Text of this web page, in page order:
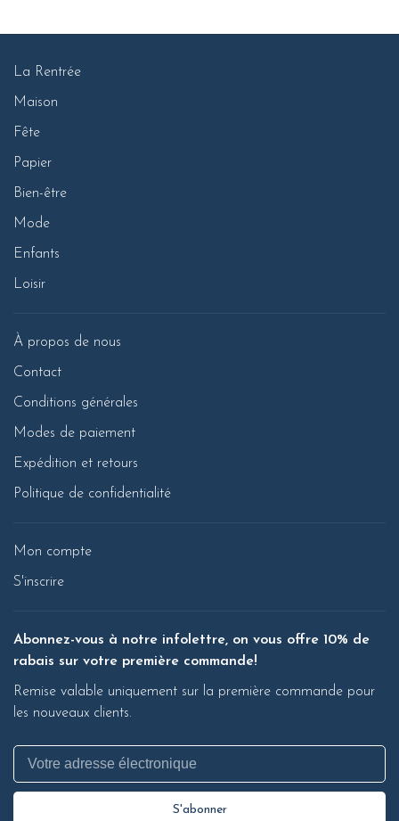
La Rentrée
Maison
Fête
Papier
Bien-être
Mode
Enfants
Loisir
À propos de nous
Contact
Conditions générales
Modes de paiement
Expédition et retours
Politique de confidentialité
Mon compte
S'inscrire
Abonnez-vous à notre infolettre, on vous offre 10% de
rabais sur votre première commande!
Remise valable uniquement sur la première commande pour
les nouveaux clients.
S'abonner